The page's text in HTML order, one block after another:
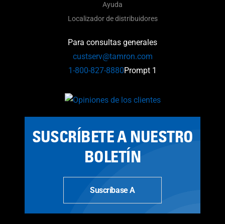
Ayuda
Localizador de distribuidores
Para consultas generales
custserv@tamron.com
1-800-827-8880Prompt 1
SUSCRÍBETE A NUESTRO
BOLETÍN
Suscríbase A